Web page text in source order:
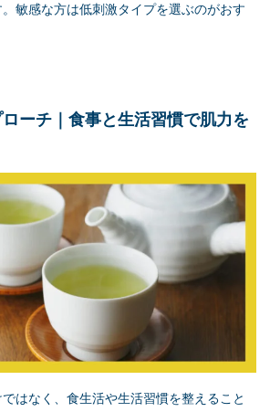
敏感な方は低刺激タイプを選ぶのがおす
ーチ｜食事と生活習慣で肌力を
はなく、食生活や生活習慣を整えること